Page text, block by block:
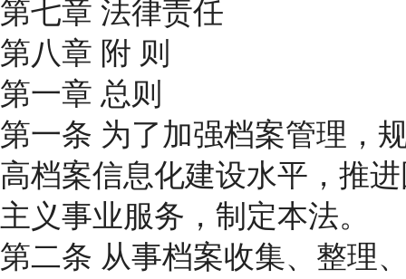
第七章 法律责任
第八章 附 则
第一章 总则
第一条 为了加强档案管理，
高档案信息化建设水平，推
主义事业服务，制定本法。
第二条 从事档案收集、整理